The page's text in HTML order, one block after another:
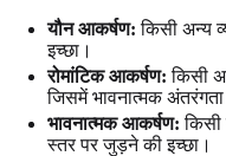
यौन आकर्षण: किसी अन्य
इच्छा।
रोमांटिक आकर्षण: किसी
जिसमें भावनात्मक
भावनात्मक आकर्षण: किसी
स्तर पर जुड़ने की इच्छा।